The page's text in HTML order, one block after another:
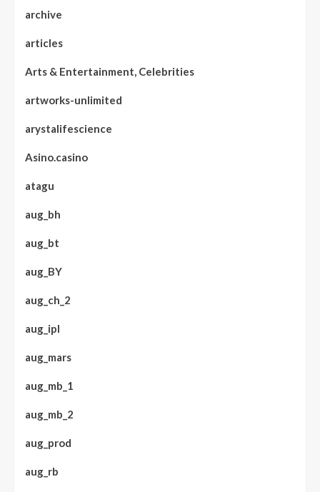
archive
articles
Arts & Entertainment, Celebrities
artworks-unlimited
arystalifescience
Asino.casino
atagu
aug_bh
aug_bt
aug_BY
aug_ch_2
aug_ipl
aug_mars
aug_mb_1
aug_mb_2
aug_prod
aug_rb